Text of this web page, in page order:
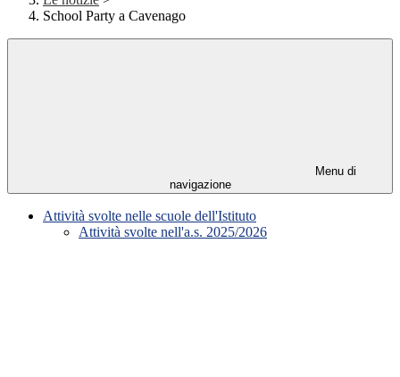
School Party a Cavenago
Menu di
navigazione
Attività svolte nelle scuole dell'Istituto
Attività svolte nell'a.s. 2025/2026